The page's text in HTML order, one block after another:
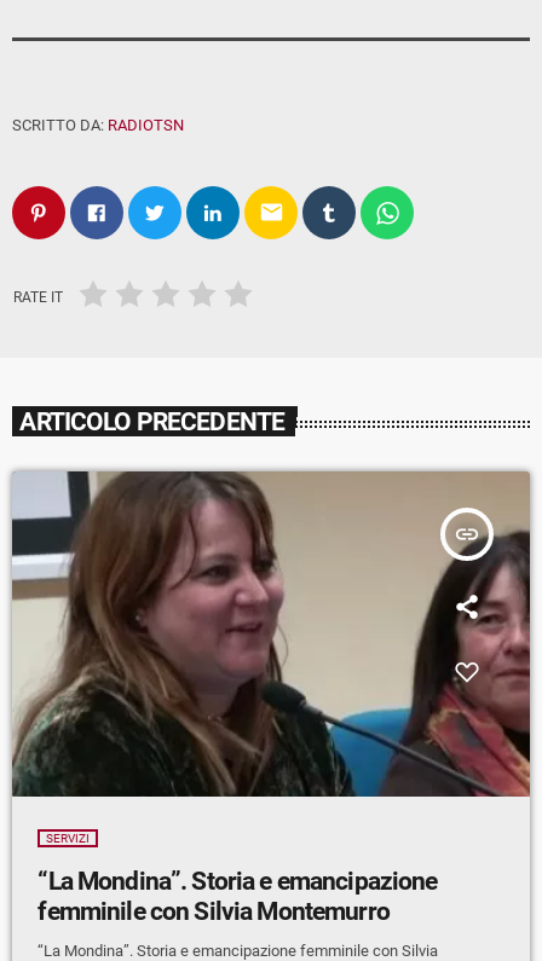
SCRITTO DA: RADIOTSN
email
RATE IT
ARTICOLO PRECEDENTE
insert_link
SERVIZI
“La Mondina”. Storia e emancipazione
femminile con Silvia Montemurro
“La Mondina”. Storia e emancipazione femminile con Silvia